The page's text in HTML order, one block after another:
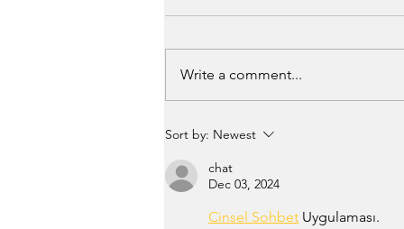
პროგრესული ლინზები -
მხდეველობა ნებისმიერ
დისტანციაზე!
Write a comment...
Sort by: Newest
chat
Dec 03, 2024
Cinsel Sohbet Uygulaması.